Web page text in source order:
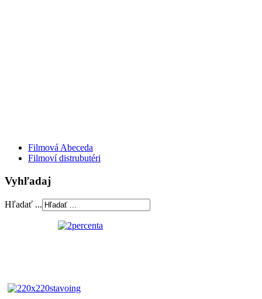
Filmová Abeceda
Filmoví distrubutéri
Vyhľadaj
Hľadať ...